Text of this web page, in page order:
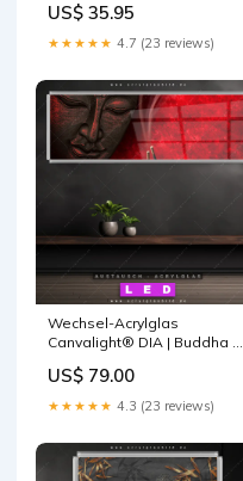
US$ 35.95
★★★★★ 4.7 (23 reviews)
Wechsel-Acrylglas
Canvalight® DIA | Buddha &
Größe in cm:150 x 60
US$ 79.00
★★★★★ 4.3 (23 reviews)